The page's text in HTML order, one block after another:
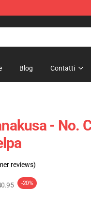
Blog Contatti
- No.
reviews)
-20%